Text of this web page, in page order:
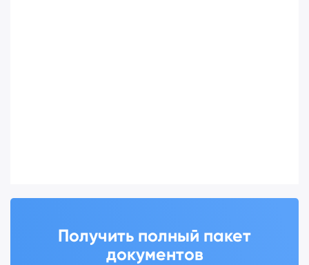
Получить полный пакет
документов